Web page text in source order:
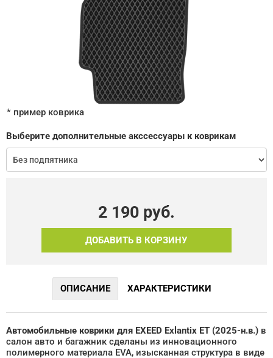
* пример коврика
Выберите дополнительные акссессуары к коврикам
2 190 руб.
ДОБАВИТЬ В КОРЗИНУ
ОПИСАНИЕ ХАРАКТЕРИСТИКИ
Автомобильные коврики для EXEED Exlantix ET (2025-н.в.) в
салон авто и багажник сделаны из инновационного
полимерного материала EVA, изысканная структура в виде